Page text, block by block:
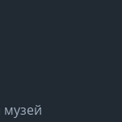
музей